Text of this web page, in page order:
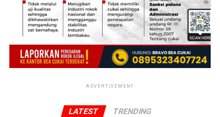
Merespons paparan tersebut, Bupati Jember
Muhammad Fawait menegaskan bahwa kepastian pasar
bagi hasil tani warga menjadi prioritas pemerintah
daerah dalam menjaga pilar ekonomi perdesaan.
bersama Bulog untuk mendukung ketahanan pangan
ADVERTISEMENT
LATEST TRENDING